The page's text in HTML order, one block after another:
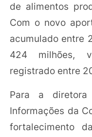
de alimentos
Com o novo
acumulado entre
424 milhões,
registrado entre
Para a
Informações da
fortalecimento